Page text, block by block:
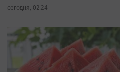
сегодня, 02:24